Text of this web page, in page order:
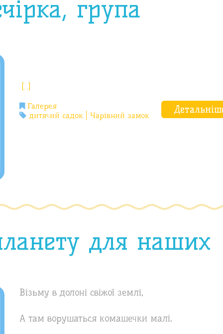
група
[…]
Галерея
дитячий садок
Чарівний замок
для наших
Візьму в долоні свіжої землі,
А там ворушаться комашечки малі.